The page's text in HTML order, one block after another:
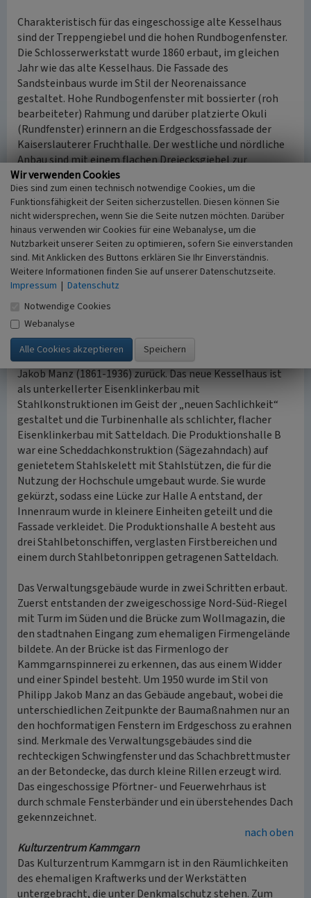
Charakteristisch für das eingeschossige alte Kesselhaus
sind der Treppengiebel und die hohen Rundbogenfenster.
Die Schlosserwerkstatt wurde 1860 erbaut, im gleichen
Jahr wie das alte Kesselhaus. Die Fassade des
Sandsteinbaus wurde im Stil der Neorenaissance
gestaltet. Hohe Rundbogenfenster mit bossierter (roh
bearbeiteter) Rahmung und darüber platzierte Okuli
(Rundfenster) erinnern an die Erdgeschossfassade der
Kaiserslauterer Fruchthalle. Der westliche und nördliche
Anbau sind mit einem flachen Dreiecksgiebel zur
Betonung der Eingangsseite ausgestattet.
Ein weiteres Gebäude, das um 1890 vom Schweizer
Architekten Carl Arnold Séquin (1845-1899) konstruiert
wurde, ist die Lagerhalle. Heute ist davon nur noch die
gelb verputzte Fassade mit rotem Sandsteinsockel
erhalten. Charakteristisch sind die großen, von Sandstein
umrahmten Fenster, bei denen ein schmaler Sims in die
fensterlose Zone überleitet.
Der Brand im Jahr 1936 zerstörte einen Großteil des
Betriebsgeländes, weshalb sechs Gebäude neu gebaut
werden mussten. Alle im Folgenden genannten Gebäude
gehen auf den Architekten und Stuttgarter Baurat Philipp
Jakob Manz (1861-1936) zurück. Das neue Kesselhaus ist
als unterkellerter Eisenklinkerbau mit
Stahlkonstruktionen im Geist der „neuen Sachlichkeit“
gestaltet und die Turbinenhalle als schlichter, flacher
Eisenklinkerbau mit Satteldach. Die Produktionshalle B
war eine Scheddachkonstruktion (Sägezahndach) auf
genietetem Stahlskelett mit Stahlstützen, die für die
Nutzung der Hochschule umgebaut wurde. Sie wurde
gekürzt, sodass eine Lücke zur Halle A entstand, der
Innenraum wurde in kleinere Einheiten geteilt und die
Fassade verkleidet. Die Produktionshalle A besteht aus
drei Stahlbetonschiffen, verglasten Firstbereichen und
einem durch Stahlbetonrippen getragenen Satteldach.
Das Verwaltungsgebäude wurde in zwei Schritten erbaut.
Zuerst entstanden der zweigeschossige Nord-Süd-Riegel
mit Turm im Süden und die Brücke zum Wollmagazin, die
den stadtnahen Eingang zum ehemaligen Firmengelände
bildete. An der Brücke ist das Firmenlogo der
Kammgarnspinnerei zu erkennen, das aus einem Widder
und einer Spindel besteht. Um 1950 wurde im Stil von
Philipp Jakob Manz an das Gebäude angebaut, wobei die
unterschiedlichen Zeitpunkte der Baumaßnahmen nur an
den hochformatigen Fenstern im Erdgeschoss zu erahnen
sind. Merkmale des Verwaltungsgebäudes sind die
rechteckigen Schwingfenster und das Schachbrettmuster
an der Betondecke, das durch kleine Rillen erzeugt wird.
Das eingeschossige Pförtner- und Feuerwehrhaus ist
durch schmale Fensterbänder und ein überstehendes Dach
gekennzeichnet.
nach oben
Kulturzentrum Kammgarn
Das Kulturzentrum Kammgarn ist in den Räumlichkeiten
des ehemaligen Kraftwerks und der Werkstätten
untergebracht, die unter Denkmalschutz stehen. Zum
Wir verwenden Cookies
Dies sind zum einen technisch notwendige Cookies, um die
Funktionsfähigkeit der Seiten sicherzustellen. Diesen können Sie
nicht widersprechen, wenn Sie die Seite nutzen möchten. Darüber
hinaus verwenden wir Cookies für eine Webanalyse, um die
Nutzbarkeit unserer Seiten zu optimieren, sofern Sie einverstanden
sind. Mit Anklicken des Buttons erklären Sie Ihr Einverständnis.
Weitere Informationen finden Sie auf unserer Datenschutzseite.
Impressum | Datenschutz
Notwendige Cookies
Webanalyse